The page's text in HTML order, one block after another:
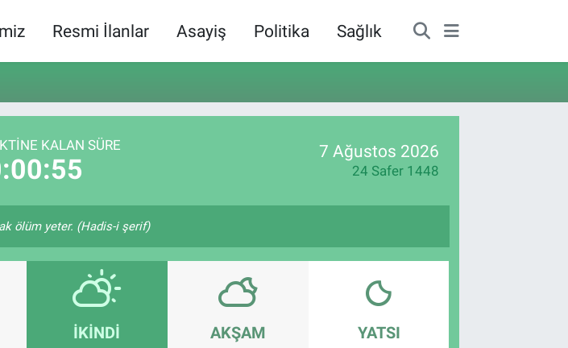
Resmi İlanlar Asayiş Politika Sağlık
KALAN SÜRE 7 Ağustos 2026
24 Safer 1448
ölüm yeter. (Hadis-i şerif)
İKINDI AKŞAM YATSI